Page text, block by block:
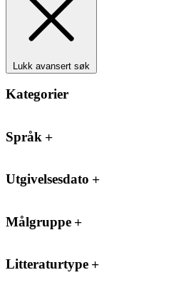
Lukk avansert søk
Kategorier
Språk
Utgivelsesdato
Målgruppe
Litteraturtype